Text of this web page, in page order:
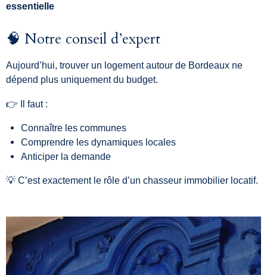
essentielle
🧠 Notre conseil d’expert
Aujourd’hui, trouver un logement autour de Bordeaux ne
dépend plus uniquement du budget.
👉 Il faut :
Connaître les communes
Comprendre les dynamiques locales
Anticiper la demande
💡 C’est exactement le rôle d’un chasseur immobilier locatif.